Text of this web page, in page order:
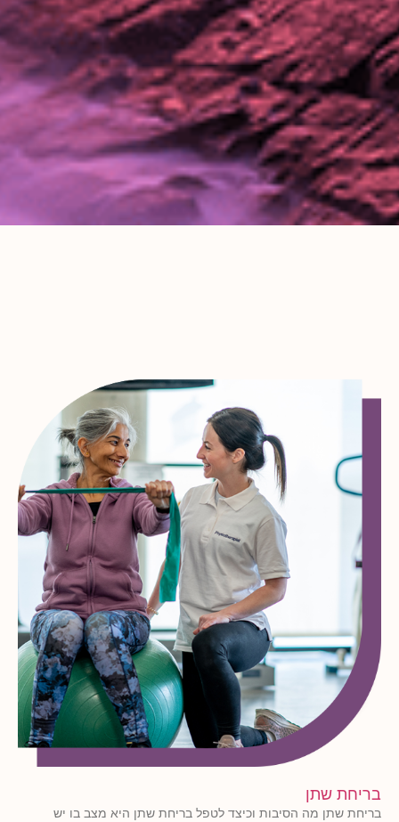
בריחת שתן
בריחת שתן מה הסיבות וכיצד לטפל בריחת שתן היא מצב בו יש